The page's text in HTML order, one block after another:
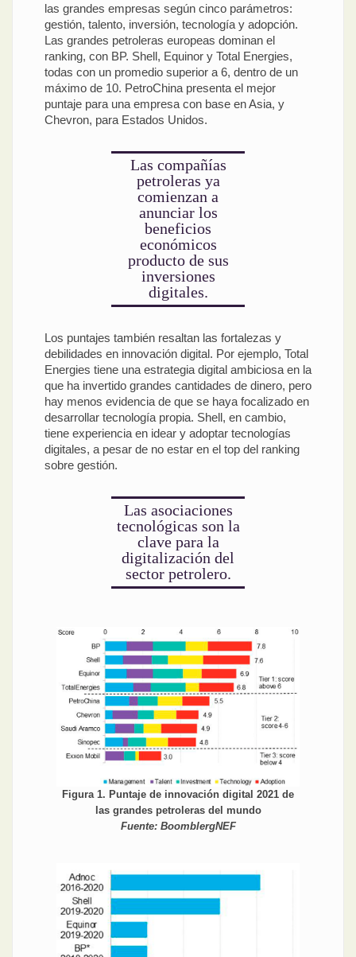
las grandes empresas según cinco parámetros:
gestión, talento, inversión, tecnología y adopción.
Las grandes petroleras europeas dominan el
ranking, con BP. Shell, Equinor y Total Energies,
todas con un promedio superior a 6, dentro de un
máximo de 10. PetroChina presenta el mejor
puntaje para una empresa con base en Asia, y
Chevron, para Estados Unidos.
Las compañías
petroleras ya
comienzan a
anunciar los
beneficios
económicos
producto de sus
inversiones
digitales.
Los puntajes también resaltan las fortalezas y
debilidades en innovación digital. Por ejemplo, Total
Energies tiene una estrategia digital ambiciosa en la
que ha invertido grandes cantidades de dinero, pero
hay menos evidencia de que se haya focalizado en
desarrollar tecnología propia. Shell, en cambio,
tiene experiencia en idear y adoptar tecnologías
digitales, a pesar de no estar en el top del ranking
sobre gestión.
Las asociaciones
tecnológicas son la
clave para la
digitalización del
sector petrolero.
Figura 1. Puntaje de innovación digital 2021 de
las grandes petroleras del mundo
Fuente: BoomblergNEF